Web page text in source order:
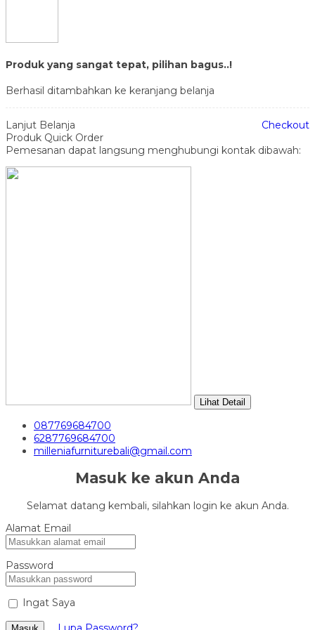
Produk yang sangat tepat, pilihan bagus..!
Berhasil ditambahkan ke keranjang belanja
Lanjut Belanja
Checkout
Produk Quick Order
Pemesanan dapat langsung menghubungi kontak dibawah:
Lihat Detail
087769684700
6287769684700
milleniafurniturebali@gmail.com
Masuk ke akun Anda
Selamat datang kembali, silahkan login ke akun Anda.
Alamat Email
Password
Ingat Saya